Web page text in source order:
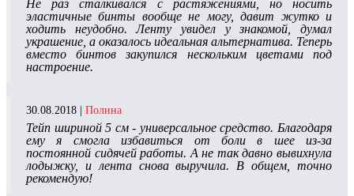
Не раз сталкивался с растяжениями, но носить
эластичные бинты вообще не могу, давит жутко и
ходить неудобно. Ленту увидел у знакомой, думал
украшение, а оказалось идеальная альтернатива. Теперь
вместо бинтов закупился нескольким цветами под
настроение.
30.08.2018 | Полина
Тейп шириной 5 см - универсальное средство. Благодаря
ему я смогла избавиться от боли в шее из-за
постоянной сидячей работы. А не так давно вывихнула
лодыжку, и лента снова выручила. В общем, точно
рекомендую!